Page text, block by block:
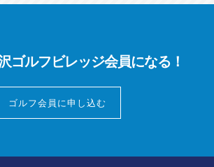
ゴルフビレッジ会員になる！
ゴルフ会員に申し込む